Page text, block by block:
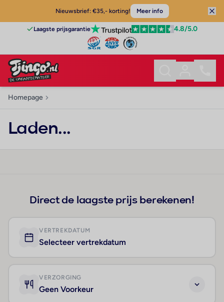
Nieuwsbrief: €35,- korting! Meer info
Laagste prijsgarantie 4.8/5.0
Homepage
Laden...
Direct de laagste prijs berekenen!
VERTREKDATUM
Selecteer vertrekdatum
VERZORGING
Geen Voorkeur